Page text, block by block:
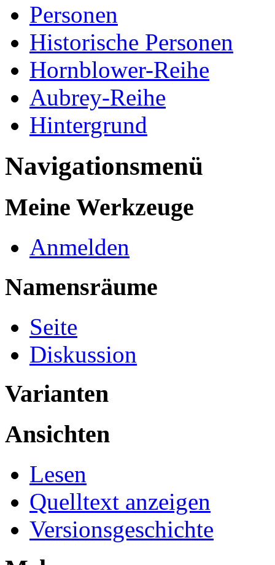
Personen
Historische Personen
Hornblower-Reihe
Aubrey-Reihe
Hintergrund
Navigationsmenü
Meine Werkzeuge
Anmelden
Namensräume
Seite
Diskussion
Varianten
Ansichten
Lesen
Quelltext anzeigen
Versionsgeschichte